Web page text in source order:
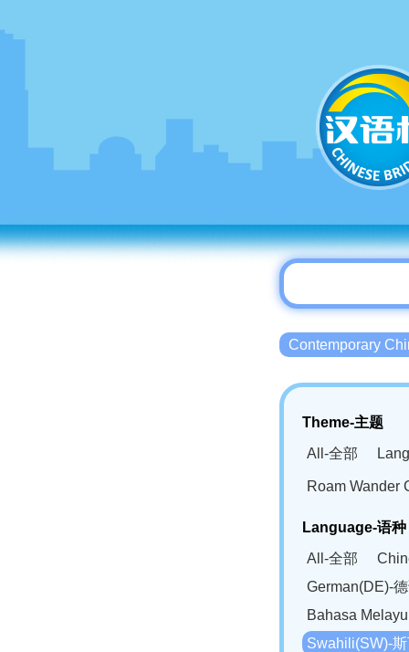
Contemporary
Theme-主题
All-全部
Roam Wander
Language-语种
All-全部
German(DE)-
Bahasa
Swahili(SW)-